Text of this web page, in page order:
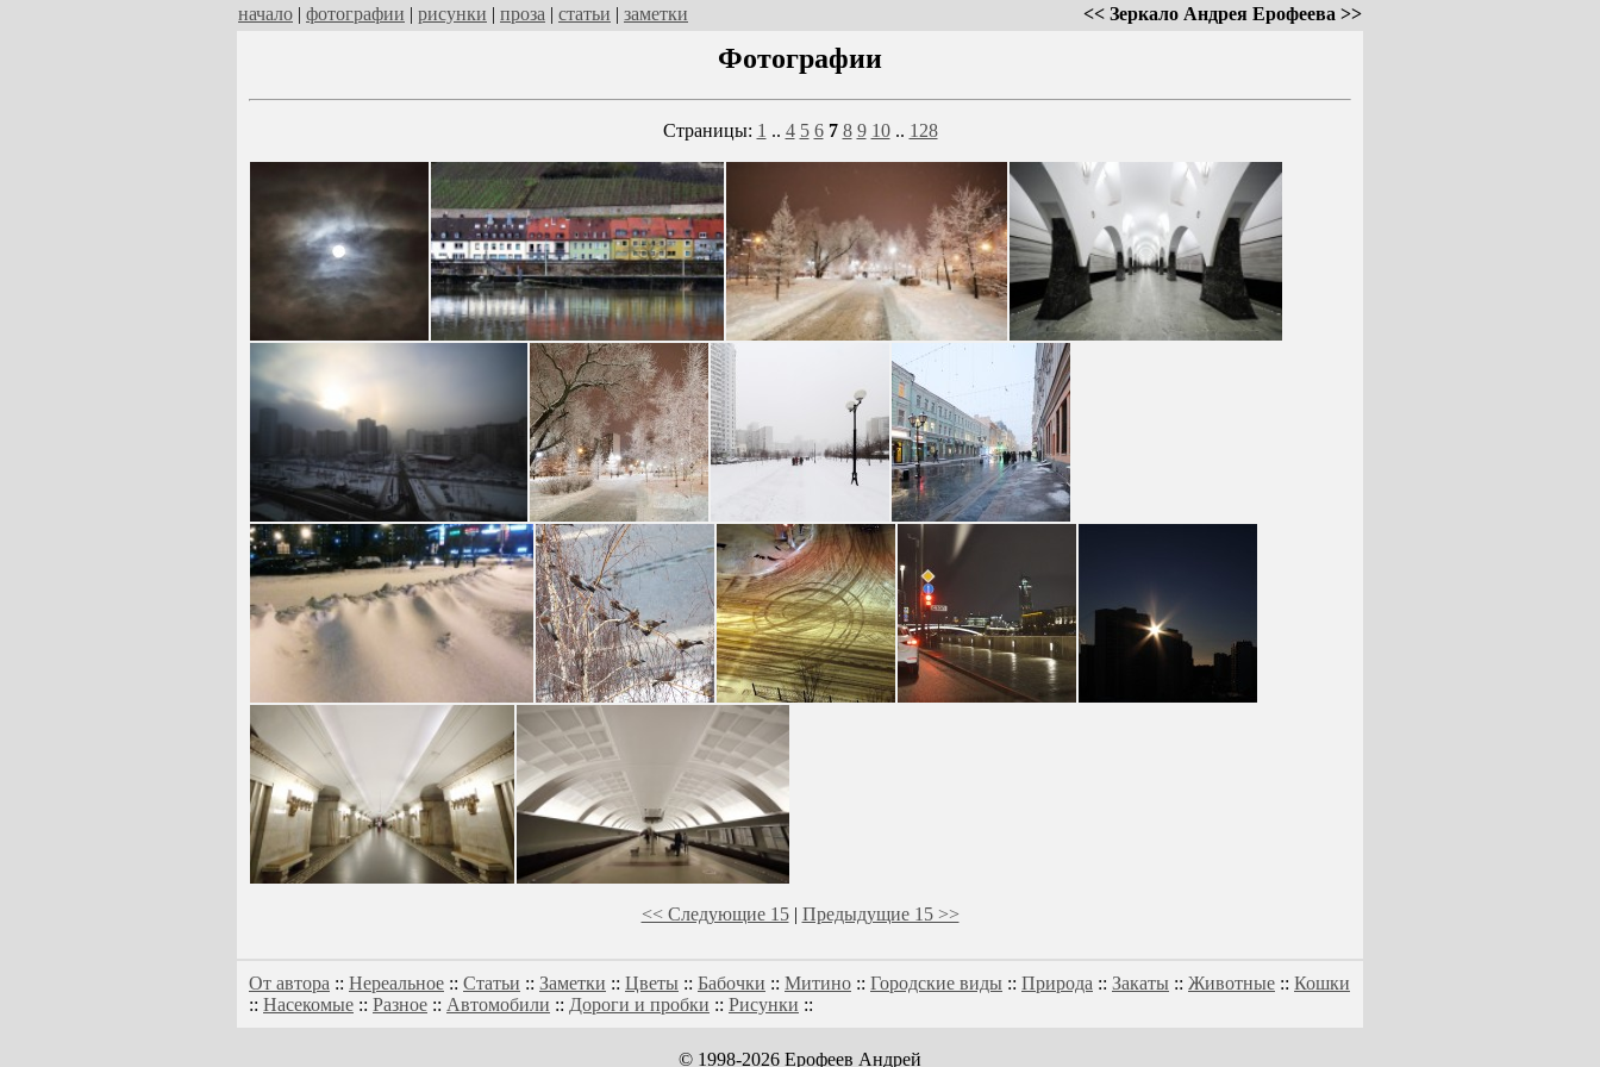
начало | фотографии | рисунки | проза | статьи | заметки << Зеркало Андрея Ерофеева >>
Фотографии
Страницы: 1 .. 4 5 6 7 8 9 10.. 128
<< Следующие 15| Предыдущие 15 >>
От автора :: Нереальное :: Статьи :: Заметки :: Цветы :: Бабочки :: Митино :: Городские виды :: Природа :: Закаты :: Животные :: Кошки
:: Насекомые :: Разное :: Автомобили :: Дороги и пробки :: Рисунки ::
© 1998-2026 Ерофеев Андрей